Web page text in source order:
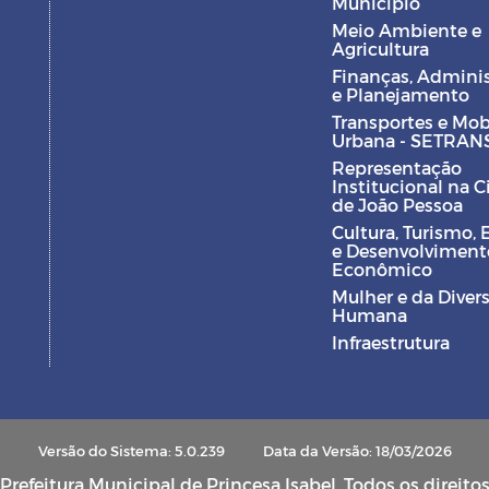
Meio Ambiente e
Agricultura
Finanças,
e Planejamento
Transportes e
Urbana -
Representação
Institucional na
de João Pessoa
Cultura, Turismo,
e
Econômico
Mulher e da
Humana
Infraestrutura
Versão do Sistema: 5.0.239 Data da Versão: 18/03/2026
Municipal de Princesa Isabel. Todos os